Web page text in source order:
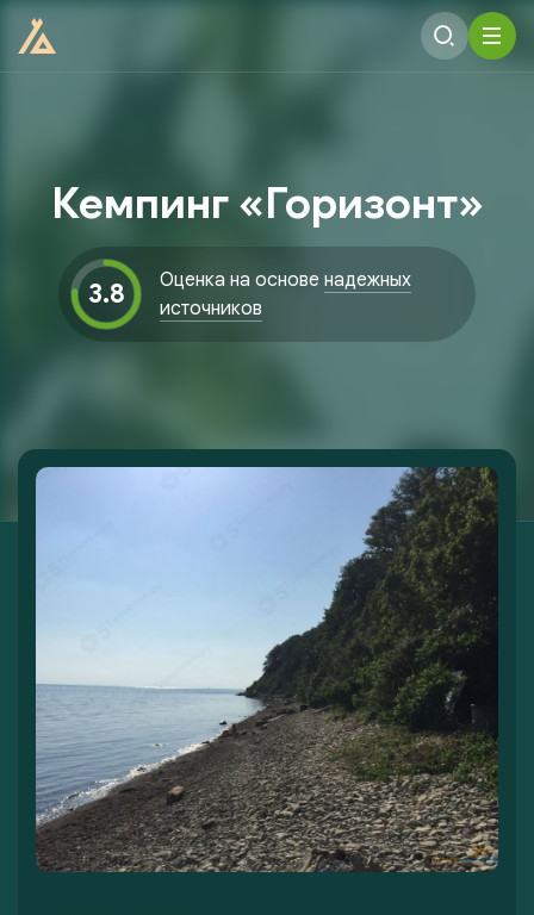
Кемпинг «Горизонт»
3.8 Оценка на основе надежных
источников